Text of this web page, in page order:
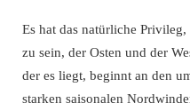
Es hat das natürliche
zu sein, der Osten und der
der es liegt, beginnt an den
starken saisonalen